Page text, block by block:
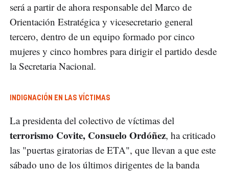
será a partir de ahora responsable del Marco de
Orientación Estratégica y vicesecretario general
tercero, dentro de un equipo formado por cinco
mujeres y cinco hombres para dirigir el partido desde
la Secretaria Nacional.
INDIGNACIÓN EN LAS VÍCTIMAS
La presidenta del colectivo de víctimas del
terrorismo Covite, Consuelo Ordóñez, ha criticado
las "puertas giratorias de ETA", que llevan a que este
sábado uno de los últimos dirigentes de la banda